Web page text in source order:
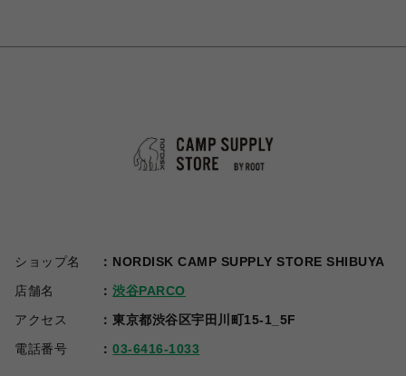
ショップ名
NORDISK CAMP SUPPLY STORE SHIBUYA
店舗名
渋谷PARCO
アクセス
東京都渋谷区宇田川町15-1_5F
電話番号
03-6416-1033